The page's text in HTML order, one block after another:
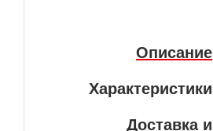
Описание
Характеристики
Доставка и